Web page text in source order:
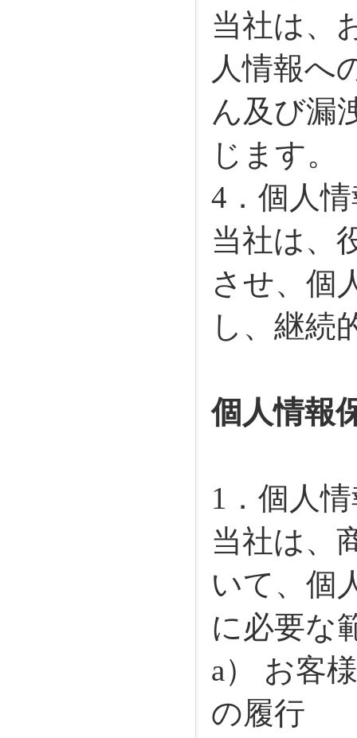
当社は、
人情報へ
ん及び漏
じます。
4．個人
当社は、
させ、個
し、継続
個人情報
1．個人
当社は、
いて、個
に必要な
a） お客
の履行